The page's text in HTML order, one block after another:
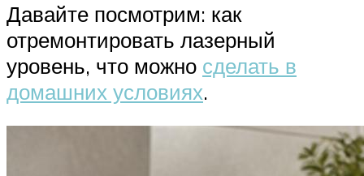
Давайте посмотрим: как
отремонтировать лазерный
уровень, что можно сделать в
домашних условиях.